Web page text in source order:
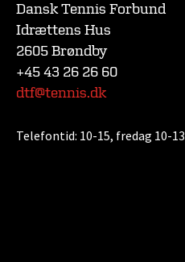
Dansk Tennis Forbund
Idrættens Hus
2605 Brøndby
+45 43 26 26 60
dtf@tennis.dk
Telefontid: 10-15, fredag 10-13